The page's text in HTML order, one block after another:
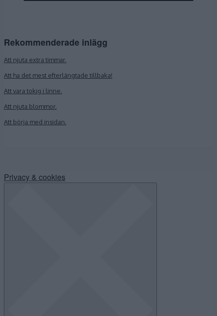
Rekommenderade inlägg
Att njuta extra timmar.
Att ha det mest efterlängtade tillbaka!
Att vara tokig i linne.
Att njuta blommor.
Att börja med insidan.
Privacy & cookies